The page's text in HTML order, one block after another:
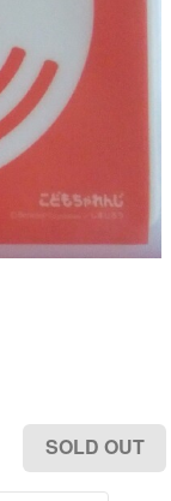
SOLD OUT